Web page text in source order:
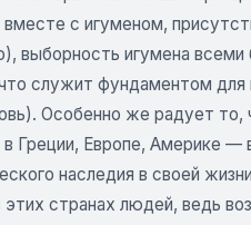
с игуменом,
выборность игумена всеми
служит фундаментом
Особенно же радует то,
Греции, Европе, Америке —
наследия в своей
странах людей, ведь